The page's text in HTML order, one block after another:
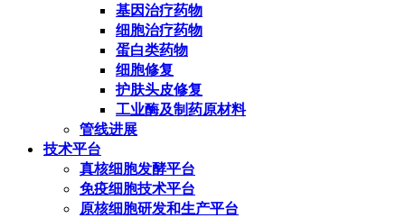
基因治疗药物
细胞治疗药物
蛋白类药物
细胞修复
护肤头皮修复
工业酶及制药原材料
管线进展
技术平台
真核细胞发酵平台
免疫细胞技术平台
原核细胞研发和生产平台